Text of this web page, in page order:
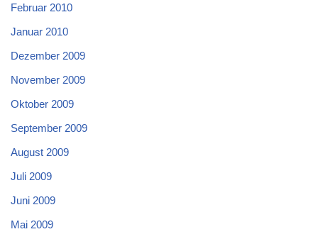
Februar 2010
Januar 2010
Dezember 2009
November 2009
Oktober 2009
September 2009
August 2009
Juli 2009
Juni 2009
Mai 2009